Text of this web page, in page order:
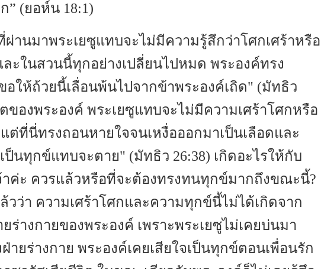
” (ยอห์น 18:1)
านมาพระเยซูแทบจะไม่มีความรู้สึกว่าโศกเศร้าหรือ
ะในสวนนี้ทุกอย่างเปลี่ยนไปหมด พระองค์ทรง
อให้ถ้วยนี้เลื่อนพ้นไปจากข้าพระองค์เถิด" (มัทธิว
ของพระองค์ พระเยซูแทบจะไม่มีความเศร้าโศกหรือ
ต่ที่นี่ทรงถอนหายใจจนเหงื่อออกมาเป็นเลือดและ
ป็นทุกข์แทบจะตาย" (มัทธิว 26:38) เกิดอะไรให้กับ
าค่ะ ควรแล้วหรือที่จะต้องทรงทนทุกข์มากถึงขณะนี้?
วว่า ความเศร้าโศกและความทุกข์นี้ไม่ได้เกิดจาก
ร่างกายของพระองค์ เพราะพระเยซูไม่เคยบ่นมา
ยร่างกาย พระองค์เคยเสียใจเป็นทุกข์ตอนเพื่อนรัก